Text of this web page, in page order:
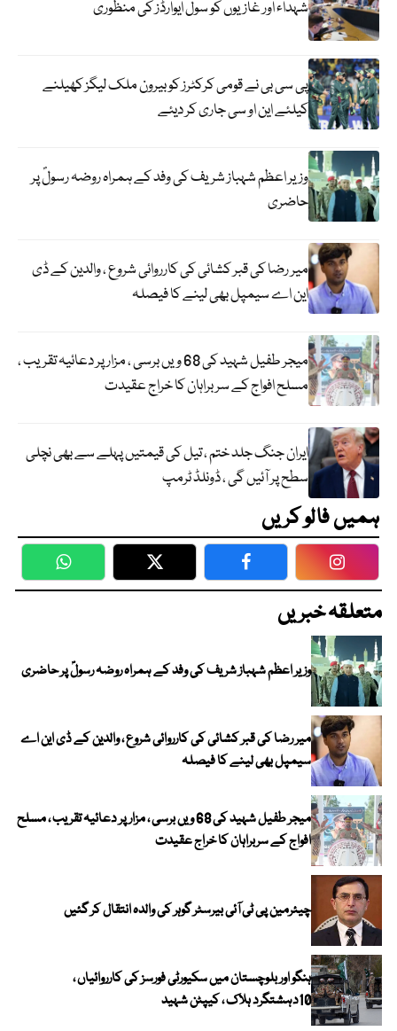
شہداء اور غازیوں کو سول ایوارڈز کی منظوری
پی سی بی نے قومی کرکٹرز کو بیرون ملک لیگز کھیلنے
کیلئے این او سی جاری کر دیئے
وزیر اعظم شہباز شریف کی وفد کے ہمراہ روضہ رسولؐ پر
حاضری
میر رضا کی قبر کشائی کی کارروائی شروع ، والدین کے ڈی
این اے سیمپل بھی لینے کا فیصلہ
میجر طفیل شہید کی 68 ویں برسی ، مزار پر دعائیہ تقریب ،
مسلح افواج کے سربراہان کا خراج عقیدت
ایران جنگ جلد ختم ، تیل کی قیمتیں پہلے سے بھی نچلی
سطح پر آئیں گی ، ڈونلڈ ٹرمپ
ہمیں فالو کریں
WhatsApp Twitter Facebook
متعلقہ خبریں
وزیر اعظم شہباز شریف کی وفد کے ہمراہ روضہ رسولؐ پر حاضری
میر رضا کی قبر کشائی کی کارروائی شروع ، والدین کے ڈی این اے
سیمپل بھی لینے کا فیصلہ
میجر طفیل شہید کی 68 ویں برسی ، مزار پر دعائیہ تقریب ، مسلح
افواج کے سربراہان کا خراج عقیدت
چیئرمین پی ٹی آئی بیرسٹر گوہر کی والدہ انتقال کر گئیں
ہنگو اور بلوچستان میں سکیورٹی فورسز کی کارروائیاں ،
10دہشتگرد ہلاک ، کیپٹن شہید